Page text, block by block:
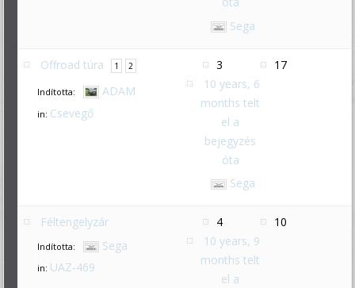
Sega
Offroad túra 1 2
Indította: ADAM
in: Csevegő
3
17
10 years, 6
months telt
el a
bejegyzés
óta
Sega
Féltengelyzár
Indította: Sega
in: UAZ-469
4
10
10 years, 9
months telt
el a